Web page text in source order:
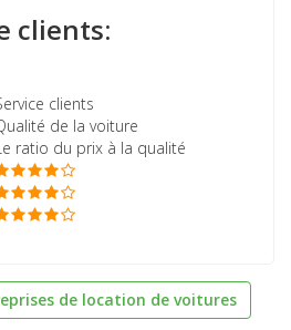
clients:
clients
de la voiture
ratio du prix à la qualité
de location de voitures